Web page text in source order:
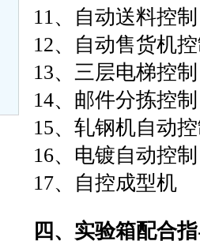
11、自动送料控制
12、自动售货机
13、三层电梯控制
14、邮件分拣控制
15、轧钢机自动
16、电镀自动控制
17、自控成型机
四、实验箱配合